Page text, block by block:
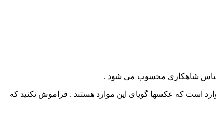
مقیاس شاهکاری محسوب می شود .
است که عکسها گویای این موارد هستند . فراموش نکنید که